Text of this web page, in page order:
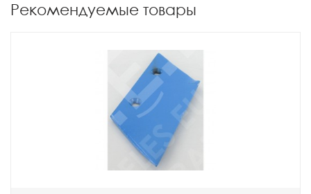
Рекомендуемые товары